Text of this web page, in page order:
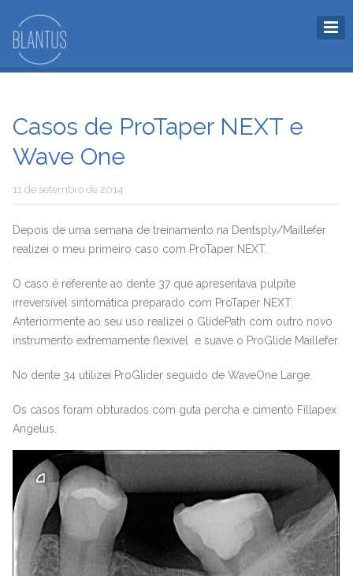
Casos de ProTaper NEXT e
Wave One
11 de setembro de 2014
Depois de uma semana de treinamento na Dentsply/Maillefer
realizei o meu primeiro caso com ProTaper NEXT.
O caso é referente ao dente 37 que apresentava pulpite
irreversível sintomática preparado com ProTaper NEXT.
Anteriormente ao seu uso realizei o GlidePath com outro novo
instrumento extremamente flexível e suave o ProGlide Maillefer.
No dente 34 utilizei ProGlider seguido de WaveOne Large.
Os casos foram obturados com guta percha e cimento Fillapex
Angelus.